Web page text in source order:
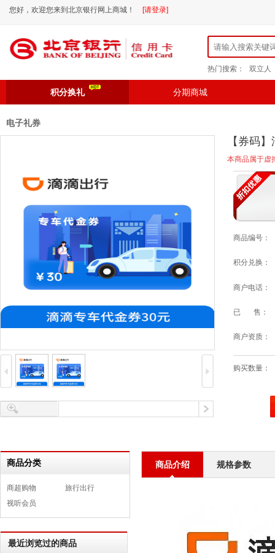
您好，欢迎您来到北京银行网上商城！ [请登录]
热门搜索： 双立人
积分换礼 分期商城
电子礼券
【券码
本商品属于虚
商品编号：
积分兑换：
商户电话：
已 售：
商户资质：
购买数量：
商品分类
商超购物
旅行出行
视听会员
最近浏览过的商品
商品介绍 规格参数